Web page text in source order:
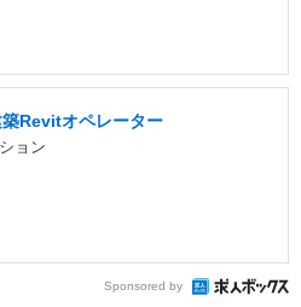
Revitオペレーター
ョン
Sponsored by